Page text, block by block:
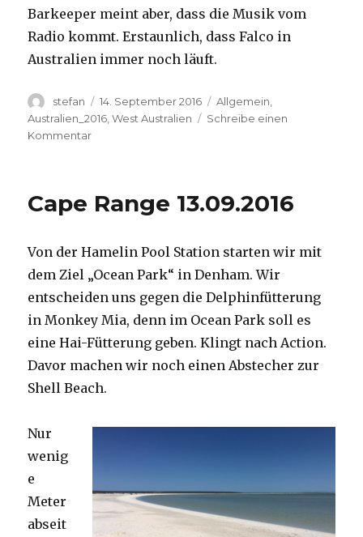
Barkeeper meint aber, dass die Musik vom
Radio kommt. Erstaunlich, dass Falco in
Australien immer noch läuft.
Autor
stefan
Veröffentlicht
am
14. September 2016 Kategorien
Allgemein
Australien_2016 ,West Australien
Schreibe einen
Kommentarzu
Cape Range 13.09.2016
Von der Hamelin Pool Station starten wir mit
dem Ziel „Ocean Park“ in Denham. Wir
entscheiden uns gegen die Delphinfütterung
in Monkey Mia, denn im Ocean Park soll es
eine Hai-Fütterung geben. Klingt nach Action.
Davor machen wir noch einen Abstecher zur
Shell Beach.
Nur
wenig
e
Meter
abseit